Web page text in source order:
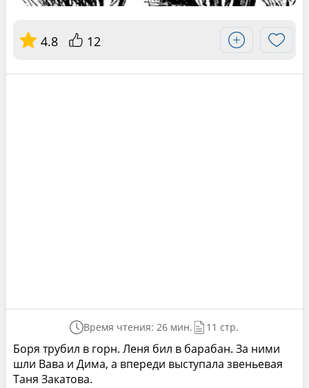
4.8 12
Время чтения: 26 мин. 11 стр.
Боря трубил в горн. Леня бил в барабан. За ними
шли Вава и Дима, а впереди выступала звеньевая
Таня Закатова.